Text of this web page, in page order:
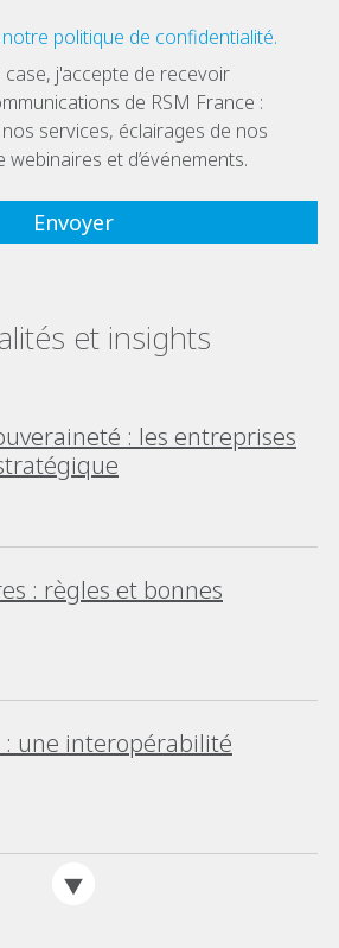
politique de confidentialité.
j'accepte de recevoir
de RSM France :
services, éclairages de nos
et d’événements.
et insights
: les entreprises
: règles et bonnes
: une interopérabilité